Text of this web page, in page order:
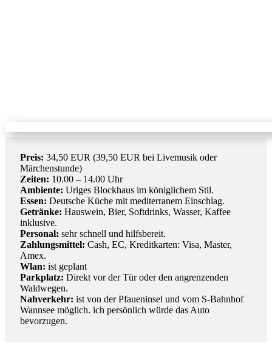
Preis: 34,50 EUR (39,50 EUR bei Livemusik oder
Märchenstunde)
Zeiten: 10.00 – 14.00 Uhr
Ambiente: Uriges Blockhaus im königlichem Stil.
Essen: Deutsche Küche mit mediterranem Einschlag.
Getränke: Hauswein, Bier, Softdrinks, Wasser, Kaffee
inklusive.
Personal: sehr schnell und hilfsbereit.
Zahlungsmittel: Cash, EC, Kreditkarten: Visa, Master,
Amex.
Wlan: ist geplant
Parkplatz: Direkt vor der Tür oder den angrenzenden
Waldwegen.
Nahverkehr: ist von der Pfaueninsel und vom S-Bahnhof
Wannsee möglich. ich persönlich würde das Auto
bevorzugen.